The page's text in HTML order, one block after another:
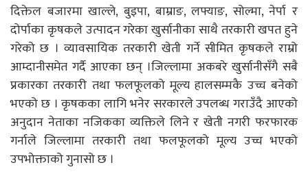
दिक्तेल बजारमा खाल्ले, बुइपा, बाम्राङ, लफ्याङ, सोल्मा, नेर्पा र
दोर्पाका कृषकले उत्पादन गरेका खुर्सानीका साथै तरकारी खपत हुने
गरेको छ । व्यावसायिक तरकारी खेती गर्ने सीमित कृषकले राम्रो
आम्दानीसमेत गर्दै आएका छन् ।जिल्लामा अकबरे खुर्सानीसँगै सबै
प्रकारका तरकारी तथा फलफूलको मूल्य हालसम्मकै उच्च बनेको
भएको छ । कृषकका लागि भनेर सरकारले उपलब्ध गराउँदै आएको
अनुदान नेताका नजिकका व्यक्तिले लिने र खेती नगरी फरफारक
गर्नाले जिल्लामा तरकारी तथा फलफूलको मूल्य उच्च भएको
उपभोक्ताको गुनासो छ ।